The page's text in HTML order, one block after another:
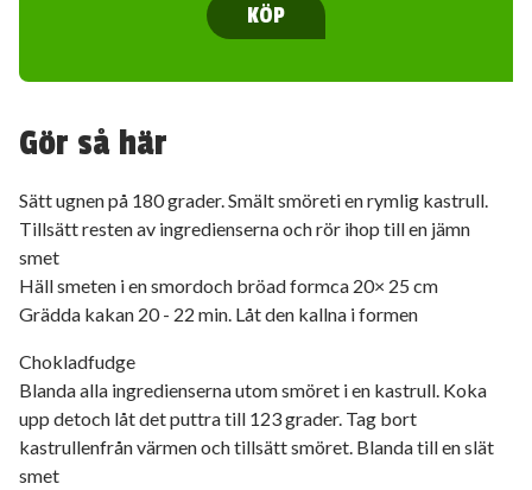
KÖP
Gör så här
Sätt ugnen på 180 grader. Smält smöreti en rymlig kastrull.
Tillsätt resten av ingredienserna och rör ihop till en jämn
smet
Häll smeten i en smordoch bröad formca 20× 25 cm
Grädda kakan 20 - 22 min. Låt den kallna i formen
Chokladfudge
Blanda alla ingredienserna utom smöret i en kastrull. Koka
upp detoch låt det puttra till 123 grader. Tag bort
kastrullenfrån värmen och tillsätt smöret. Blanda till en slät
smet